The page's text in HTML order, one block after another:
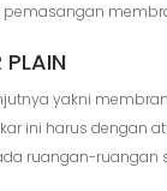
yakni
ini harus dengan
ruangan-ruangan